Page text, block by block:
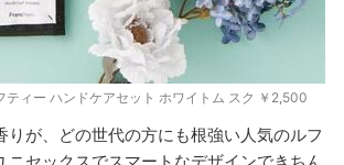
ティー ハンドケアセット ホワイトム スク ￥2,500
りが、どの世代の方にも根強い人気のルフ